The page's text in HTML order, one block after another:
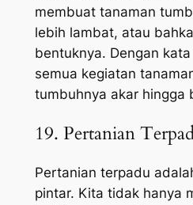
membuat tanaman
lebih lambat, atau
bentuknya. Dengan
semua kegiatan
tumbuhnya akar hingga
19. Pertanian
Pertanian terpadu
pintar. Kita tidak hanya